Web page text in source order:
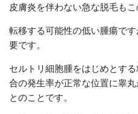
皮膚炎を伴わない急な脱毛も
転移する可能性の低い腫瘍で
要です。
セルトリ細胞腫をはじめとす
合の発生率が正常な位置に睾
とのことです。